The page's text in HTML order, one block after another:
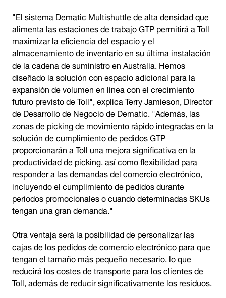
"El sistema Dematic Multishuttle de alta densidad que
alimenta las estaciones de trabajo GTP permitirá a Toll
maximizar la eficiencia del espacio y el
almacenamiento de inventario en su última instalación
de la cadena de suministro en Australia. Hemos
diseñado la solución con espacio adicional para la
expansión de volumen en línea con el crecimiento
futuro previsto de Toll", explica Terry Jamieson, Director
de Desarrollo de Negocio de Dematic. "Además, las
zonas de picking de movimiento rápido integradas en la
solución de cumplimiento de pedidos GTP
proporcionarán a Toll una mejora significativa en la
productividad de picking, así como flexibilidad para
responder a las demandas del comercio electrónico,
incluyendo el cumplimiento de pedidos durante
periodos promocionales o cuando determinadas SKUs
tengan una gran demanda."
Otra ventaja será la posibilidad de personalizar las
cajas de los pedidos de comercio electrónico para que
tengan el tamaño más pequeño necesario, lo que
reducirá los costes de transporte para los clientes de
Toll, además de reducir significativamente los residuos.